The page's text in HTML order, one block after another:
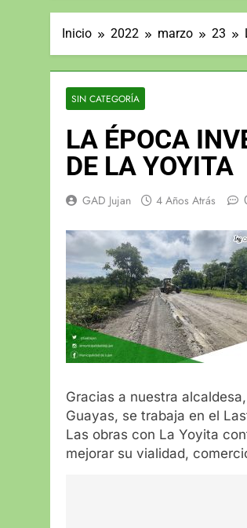
Inicio 2022 marzo 23
SIN CATEGORÍA
LA ÉPOCA
DE LA YOYITA
GAD Jujan 4 Años Atrás
Gracias a nuestra
Guayas, se trabaja en el
Las obras con La Yoyita
mejorar su vialidad,